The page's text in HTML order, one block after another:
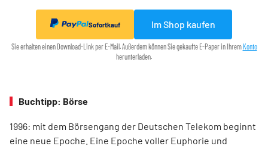
Sofortkauf Im Shop kaufen
Sie erhalten einen Download-Link per E-Mail. Außerdem können Sie gekaufte E-Paper in Ihrem Konto
herunterladen.
Buchtipp: Börse
1996: mit dem ­Börsen­­gang der Deutschen Telekom ­beginnt
eine neue ­Epoche. Eine Epoche voller ­Euphorie und